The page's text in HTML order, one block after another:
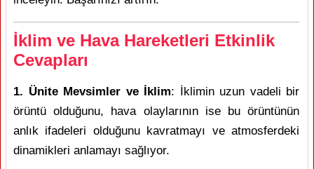
İklim ve Hava Hareketleri Etkinlik
Cevapları
1. Ünite Mevsimler ve İklim: İklimin uzun vadeli bir
örüntü olduğunu, hava olaylarının ise bu örüntünün
anlık ifadeleri olduğunu kavratmayı ve atmosferdeki
dinamikleri anlamayı sağlıyor.